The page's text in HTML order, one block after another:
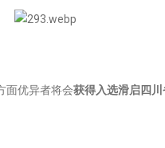
面优异者将会获得入选滑启四